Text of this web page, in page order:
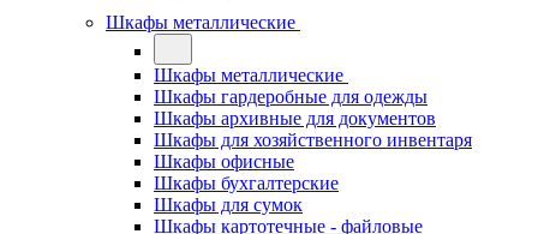
Шкафы металлические
Шкафы металлические
Шкафы гардеробные для одежды
Шкафы архивные для документов
Шкафы для хозяйственного инвентаря
Шкафы офисные
Шкафы бухгалтерские
Шкафы для сумок
Шкафы картотечные - файловые